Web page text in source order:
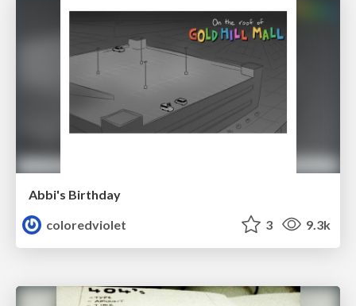
Abbi's Birthday
coloredviolet
3 9.3k